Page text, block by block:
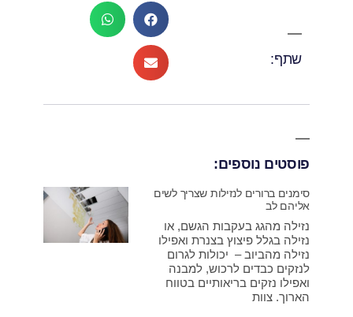
שתף:
פוסטים נוספים:
סימנים ברורים לנזילות שצריך לשים
אליהם לב
נזילה מהגג בעקבות הגשם, או
נזילה בגלל פיצוץ בצנרת ואפילו
נזילה מהביוב – יכולות לגרום
לנזקים כבדים לרכוש, למבנה
ואפילו נזקים בריאותיים בטווח
הארוך. צוות